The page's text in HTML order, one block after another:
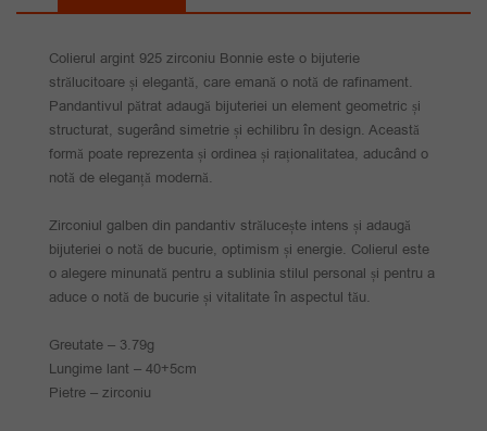
Colierul argint 925 zirconiu Bonnie este o bijuterie
strălucitoare și elegantă, care emană o notă de rafinament.
Pandantivul pătrat adaugă bijuteriei un element geometric și
structurat, sugerând simetrie și echilibru în design. Această
formă poate reprezenta și ordinea și raționalitatea, aducând o
notă de eleganță modernă.
Zirconiul galben din pandantiv strălucește intens și adaugă
bijuteriei o notă de bucurie, optimism și energie. Colierul este
o alegere minunată pentru a sublinia stilul personal și pentru a
aduce o notă de bucurie și vitalitate în aspectul tău.
Greutate – 3.79g
Lungime lant – 40+5cm
Pietre – zirconiu